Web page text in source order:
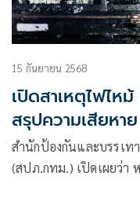
15 กันยายน 2568
เปิดสาเหตุไฟไห
สรุปความเสียหาย
สำนักป้องกันและบรรเท
(สปภ.กทม.) เปิดเผยว่า